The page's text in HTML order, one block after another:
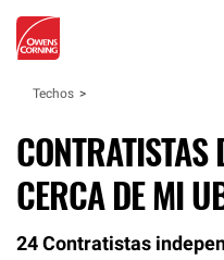
Techos
CONTRATISTAS
CERCA DE MI
24 Contratistas